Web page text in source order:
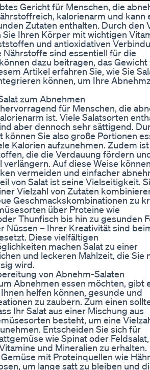
Gericht für Menschen, die
kalorienarm und kann
Zutaten enthalten. Durch den
Sie Ihren Körper mit wichtigen
und antioxidativen
Nährstoffe sind essentiell für die
dazu beitragen, das Gewicht
Artikel erfahren Sie, wie Sie
können, um Ihre
zum Abnehmen
für Menschen, die
ist. Viele Salatsorten
aber dennoch sehr sättigend.
können Sie also große Portionen
Kalorien aufzunehmen. Zudem
die die Verdauung fördern
Auf diese Weise
vermeiden und einfacher
von Salat ist seine Vielseitigkeit.
Vielzahl von Zutaten
Geschmackskombinationen zu
über Proteine wie
Thunfisch bis hin zu gesunden
Nüssen – Ihrer Kreativität sind
Diese vielfältigen
machen Salat zu einer
und leckeren Mahlzeit, die Sie
wird.
von Abnehm-Salaten
Abnehmen essen möchten, gibt
helfen können, gesunde und
zu zaubern. Zum einen
Ihr Salat aus einer Mischung aus
besteht, um eine
Entscheiden Sie sich für
wie Spinat oder
und Mineralien zu erhalten.
mit Proteinquellen wie
um lange satt zu bleiben und